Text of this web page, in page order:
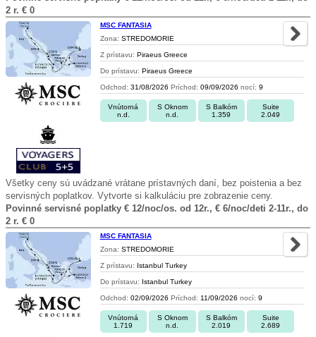
2 r. € 0
MSC FANTASIA
Zona: STREDOMORIE
Z prístavu: Piraeus Greece
Do prístavu: Piraeus Greece
Odchod: 31/08/2026 Príchod: 09/09/2026 nocí: 9
Vnútorná
n.d.
S Oknom
n.d.
S Balkóm
1.359
Suite
2.049
Všetky ceny sú uvádzané vrátane prístavných daní, bez poistenia a bez
servisných poplatkov. Vytvorte si kalkuláciu pre zobrazenie ceny.
Povinné servisné poplatky € 12/noc/os. od 12r., € 6/noc/deti 2-11r., do
2 r. € 0
MSC FANTASIA
Zona: STREDOMORIE
Z prístavu: Istanbul Turkey
Do prístavu: Istanbul Turkey
Odchod: 02/09/2026 Príchod: 11/09/2026 nocí: 9
Vnútorná
1.719
S Oknom
n.d.
S Balkóm
2.019
Suite
2.689